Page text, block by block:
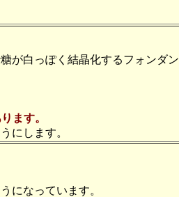
が白っぽく結晶化するフォンダン
ます。
にします。
になっています。